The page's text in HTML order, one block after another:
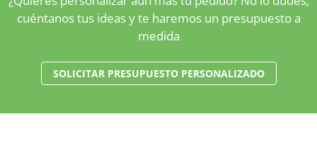
cuéntanos tus ideas y te haremos un presupuesto a
medida
SOLICITAR PRESUPUESTO PERSONALIZADO